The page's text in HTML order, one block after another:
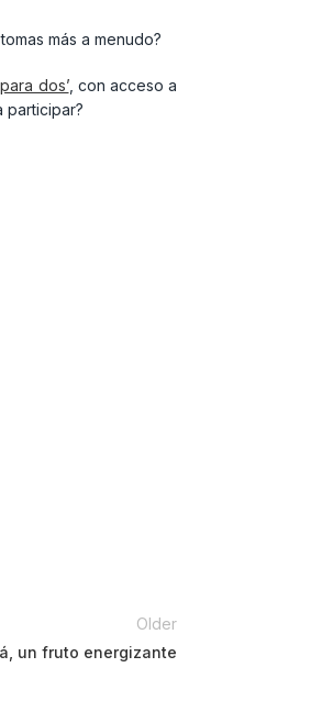
más a menudo?
dos’, con acceso a
participar?
Older
un fruto energizante